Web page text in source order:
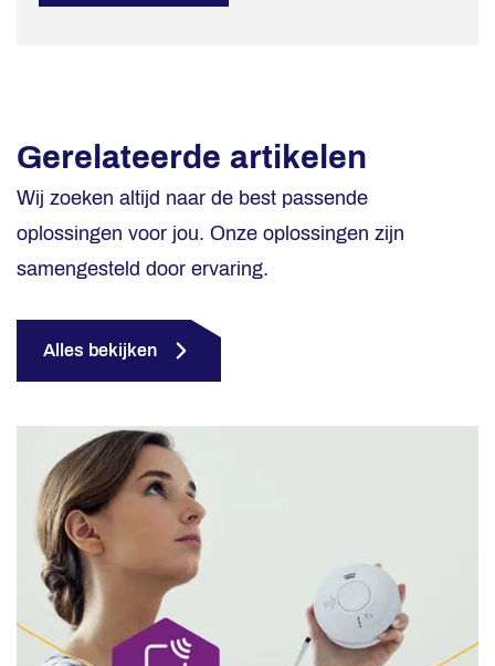
Gerelateerde artikelen
Wij zoeken altijd naar de best passende
oplossingen voor jou. Onze oplossingen zijn
samengesteld door ervaring.
Alles bekijken